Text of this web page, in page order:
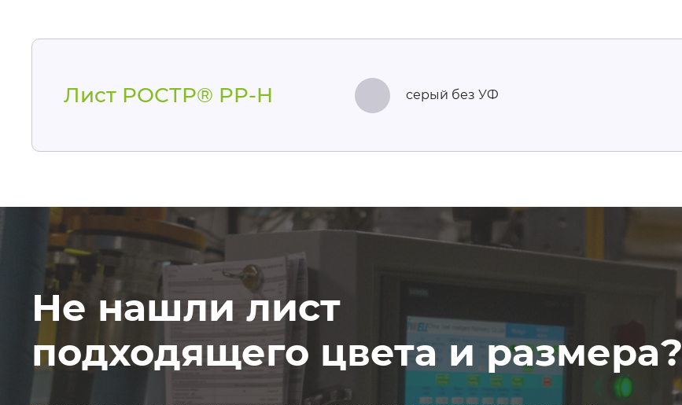
Лист РОСТР® PP-H серый без УФ
Не нашли лист
подходящего цвета и размера?